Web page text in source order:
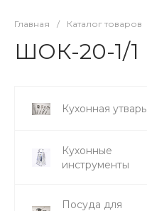
Главная / Каталог товаров
ШОК-20-1/1
Кухонная утварь
Кухонные
инструменты
Посуда для